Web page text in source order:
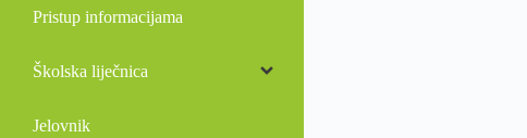
Pristup informacijama
Školska liječnica
Jelovnik